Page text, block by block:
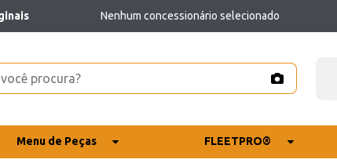
Nenhum concessionário selecionado
Menu de Peças FLEETPRO®